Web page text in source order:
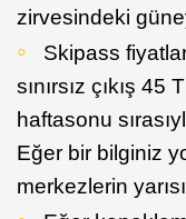
zirvesindeki
Skipass
sınırsız çıkış
haftasonu
Eğer bir bilginiz
merkezlerin